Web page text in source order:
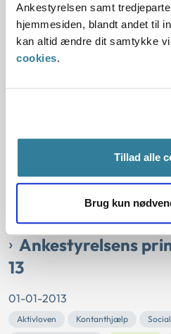
Ankestyrelsen samt
hjemmesiden, blandt andet til
kan altid ændre dit samtykke
cookies.
Tillad alle
Brug kun
Ankestyrelsens
13
Resumé:
Principafgørelsen fastslår
Betingelser for kontanthjælp –
kontanthjælp,...
Ankestyrelsens
13
01-01-2013
Aktivloven Kontanthjælp